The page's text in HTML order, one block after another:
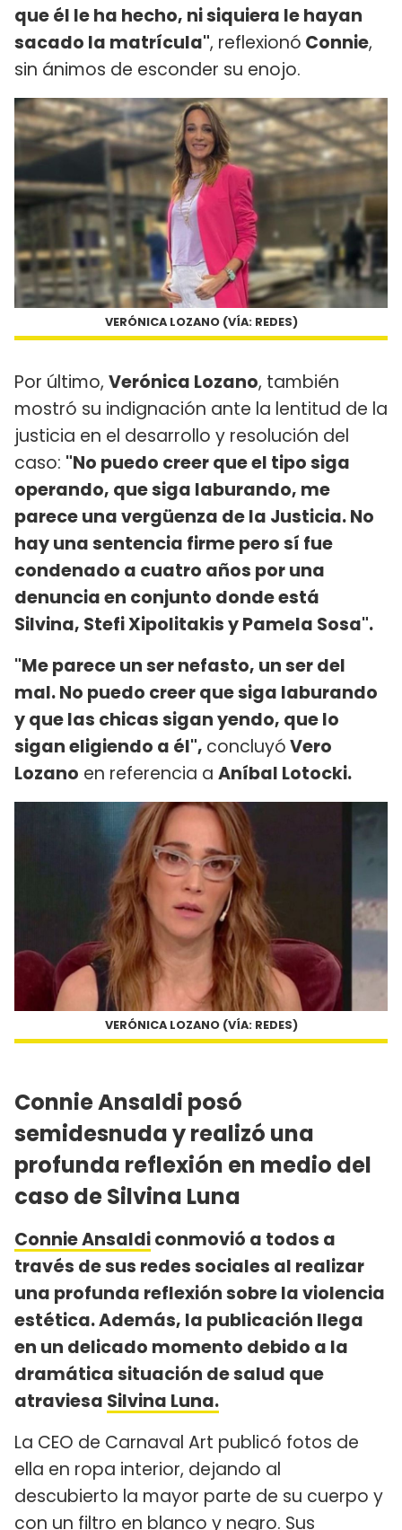
que él le ha hecho, ni siquiera le hayan
sacado la matrícula", reflexionó Connie,
sin ánimos de esconder su enojo.
VERÓNICA LOZANO (VÍA: REDES)
Por último, Verónica Lozano, también
mostró su indignación ante la lentitud de la
justicia en el desarrollo y resolución del
caso: "No puedo creer que el tipo siga
operando, que siga laburando, me
parece una vergüenza de la Justicia. No
hay una sentencia firme pero sí fue
condenado a cuatro años por una
denuncia en conjunto donde está
Silvina, Stefi Xipolitakis y Pamela Sosa".
"Me parece un ser nefasto, un ser del
mal. No puedo creer que siga laburando
y que las chicas sigan yendo, que lo
sigan eligiendo a él", concluyóVero
Lozano en referencia a Aníbal Lotocki.
VERÓNICA LOZANO (VÍA: REDES)
Connie Ansaldi posó
semidesnuda y realizó una
profunda reflexión en medio del
caso de Silvina Luna
Connie Ansaldiconmovió a todos a
través de sus redes sociales al realizar
una profunda reflexión sobre la violencia
estética. Además, la publicación llega
en un delicado momento debido a la
dramática situación de salud que
atraviesa Silvina Luna.
La CEO de Carnaval Art publicó fotos de
ella en ropa interior, dejando al
descubierto la mayor parte de su cuerpo y
con un filtro en blanco y negro. Sus